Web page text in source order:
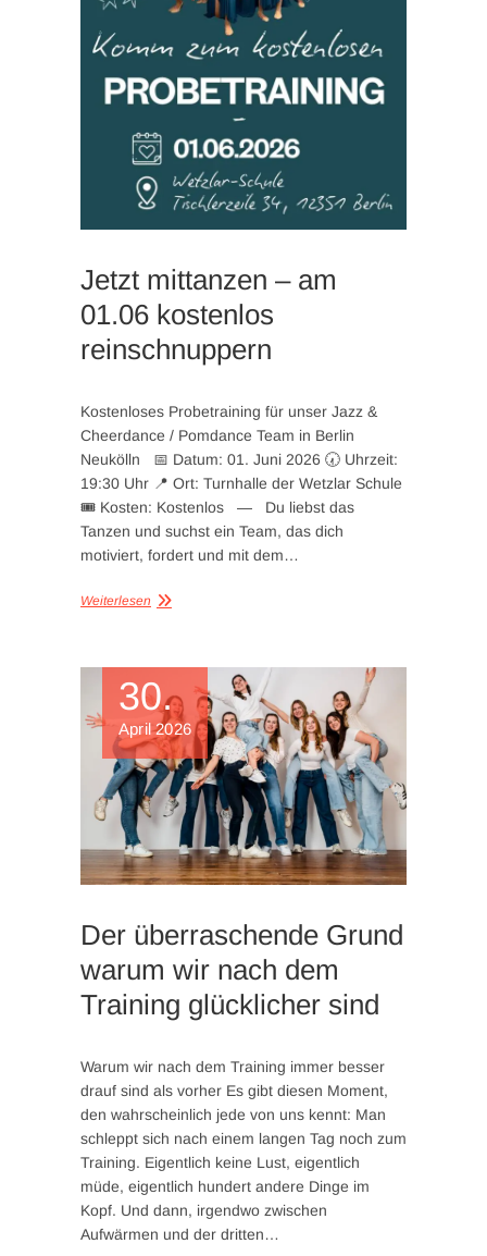
Jetzt mittanzen – am
01.06 kostenlos
reinschnuppern
Kostenloses Probetraining für unser Jazz &
Cheerdance / Pomdance Team in Berlin
Neukölln 📅 Datum: 01. Juni 2026 🕢 Uhrzeit:
19:30 Uhr 📍 Ort: Turnhalle der Wetzlar Schule
🎟️ Kosten: Kostenlos — Du liebst das
Tanzen und suchst ein Team, das dich
motiviert, fordert und mit dem…
Weiterlesen
30.
April 2026
Der überraschende Grund
warum wir nach dem
Training glücklicher sind
Warum wir nach dem Training immer besser
drauf sind als vorher Es gibt diesen Moment,
den wahrscheinlich jede von uns kennt: Man
schleppt sich nach einem langen Tag noch zum
Training. Eigentlich keine Lust, eigentlich
müde, eigentlich hundert andere Dinge im
Kopf. Und dann, irgendwo zwischen
Aufwärmen und der dritten…